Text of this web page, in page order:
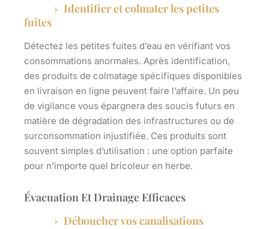
Identifier et colmater les petites
fuites
Détectez les petites fuites d’eau en vérifiant vos
consommations anormales. Après identification,
des produits de colmatage spécifiques disponibles
en livraison en ligne peuvent faire l’affaire. Un peu
de vigilance vous épargnera des soucis futurs en
matière de dégradation des infrastructures ou de
surconsommation injustifiée. Ces produits sont
souvent simples d’utilisation : une option parfaite
pour n’importe quel bricoleur en herbe.
Évacuation Et Drainage Efficaces
Déboucher vos canalisations